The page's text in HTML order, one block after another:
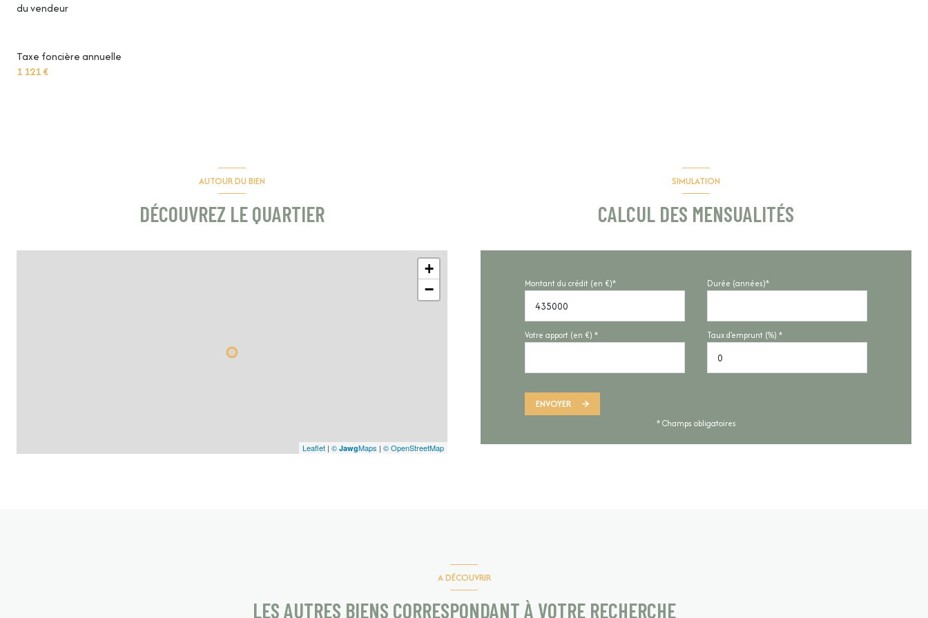
dégagement
du vendeur
Taxe foncière annuelle
1 121 €
AUTOUR DU BIEN
DÉCOUVREZ LE QUARTIER
+
−
Leaflet | © JawgMaps | © OpenStreetMap
SIMULATION
CALCUL DES MENSUALITÉS
Montant du crédit (en €)* Durée (années)*
Votre apport (en €) * Taux d'emprunt (%) *
ENVOYER
* Champs obligatoires
A DÉCOUVRIR
LES AUTRES BIENS CORRESPONDANT À VOTRE RECHERCHE